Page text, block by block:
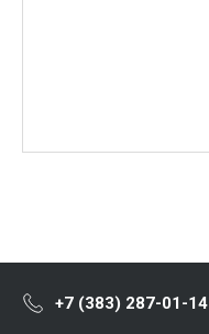
+7 (383) 287-01-14